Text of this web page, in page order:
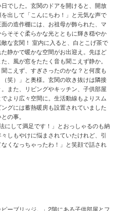
でした。玄関のドアを開けると、開放
出して「こんにちわ！」と元気な声で
の造作棚には、お祖母が飾られた、マ
そそぐ柔らかな光とともに輝き穏やか
な玄関！ 室内に入ると、白とこげ茶で
静かで暖かな空間がお出迎え。先ほど
、風が窓をたたく音も聞こえず静か。
聞こえず、すぎさったのかな？と何度も
笑）」と奥様。玄関の吹き抜けは隣接
また、リビングやキッチン、子供部屋
より広々空間に。生活動線もよりスム
グには蓄熱暖房も設置されていました
の事。
にして満足です！」とおっしゃるのも納
しもやけに悩まされていたけれど、引
くなっちゃったわ！」と笑顔で話され
ーブリッジ。」2階にある子供部屋とフ